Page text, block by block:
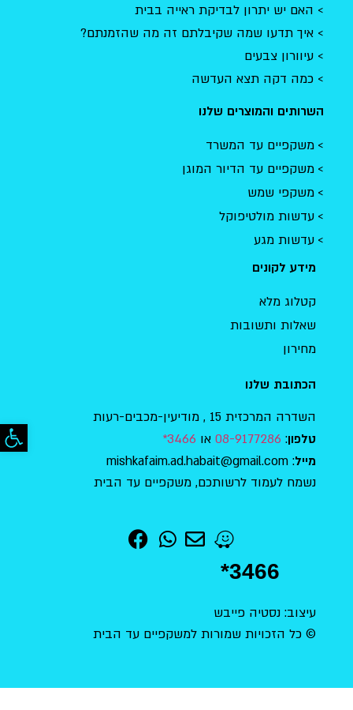
האם יש יתרון לבדיקת ראייה בבית
איך תדעו שמה שקיבלתם זה מה שהזמנתם?
עיוורון צבעים
כמה דקה תצא העדשה
השרותים והמוצרים שלנו
משקפיים עד המשרד
משקפיים עד הדיור המוגן
משקפי שמש
עדשות מולטיפוקל
עדשות מגע
מידע לקונים
קטלוג מלא
שאלות ותשובות
מחירון
הכתובת שלנו
השדרה המרכזית 15 , מודיעין-מכבים-רעות
טלפון:
08-9177286 או 3466*
מייל: mishkafaim.ad.habait@gmail.com
נשמח לעמוד לרשותכם, משקפיים עד הבית
*3466
עיצוב: נסטיה פייבש
© כל הזכויות שמורות למשקפיים עד הבית
פתח